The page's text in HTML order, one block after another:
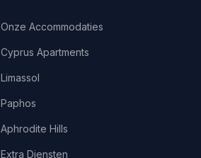
Onze Accommodaties
Cyprus Apartments
Limassol
Paphos
Aphrodite Hills
Extra Diensten